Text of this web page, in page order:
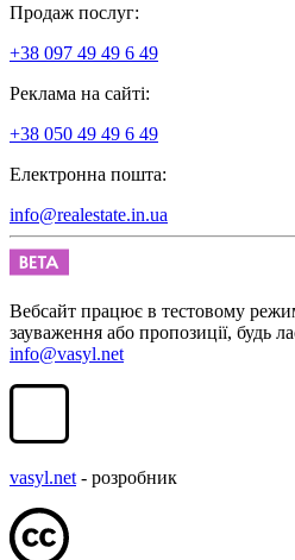
Продаж послуг:
+38 097 49 49 6 49
Реклама на сайті:
+38 050 49 49 6 49
Електронна пошта:
info@realestate.in.ua
Вебсайт працює в тестовому
зауваження або пропозиції, будь
info@vasyl.net
vasyl.net - розробник